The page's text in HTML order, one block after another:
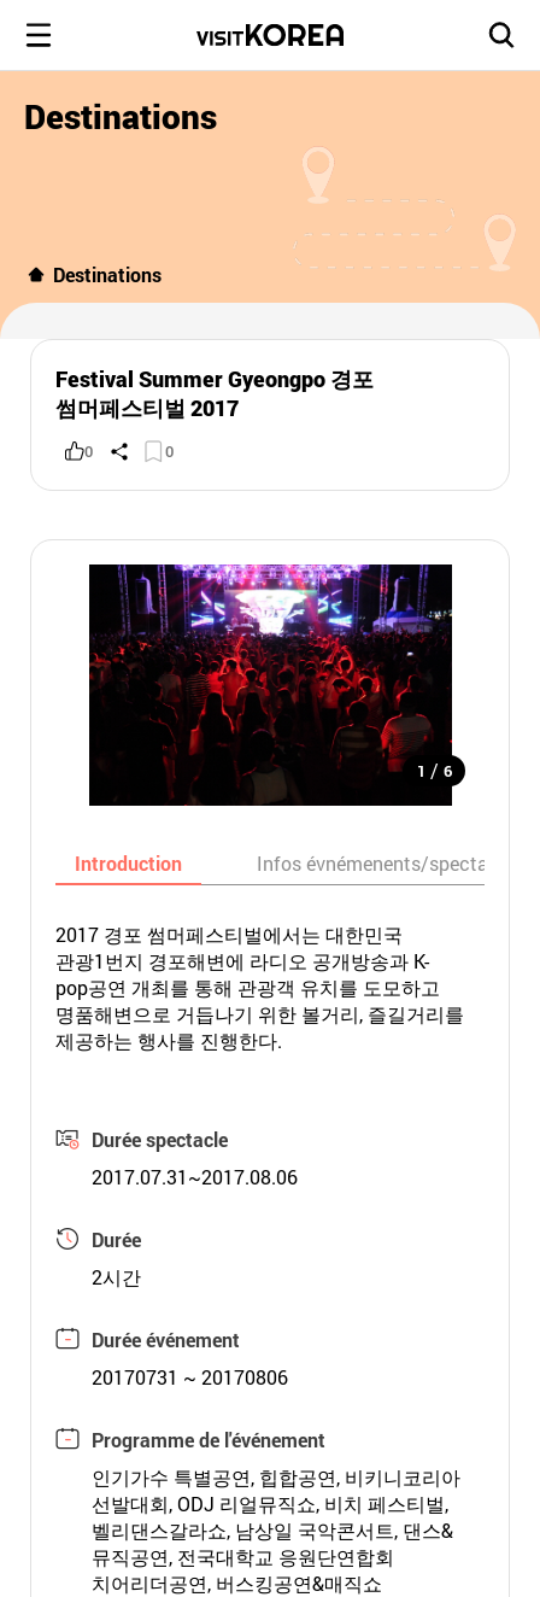
Destinations
Destinations
Festival Summer Gyeongpo 경포
썸머페스티벌 2017
0 0
1 / 6
Introduction Infos évnémenents/spectacles
2017 경포 썸머페스티벌에서는 대한민국
관광1번지 경포해변에 라디오 공개방송과 K-
pop공연 개최를 통해 관광객 유치를 도모하고
명품해변으로 거듭나기 위한 볼거리, 즐길거리를
제공하는 행사를 진행한다.
Durée spectacle
2017.07.31~2017.08.06
Durée
2시간
Durée événement
20170731 ~ 20170806
Programme de l'événement
인기가수 특별공연, 힙합공연, 비키니코리아
선발대회, ODJ 리얼뮤직쇼, 비치 페스티벌,
벨리댄스갈라쇼, 남상일 국악콘서트, 댄스&
뮤직공연, 전국대학교 응원단연합회
치어리더공연, 버스킹공연&매직쇼